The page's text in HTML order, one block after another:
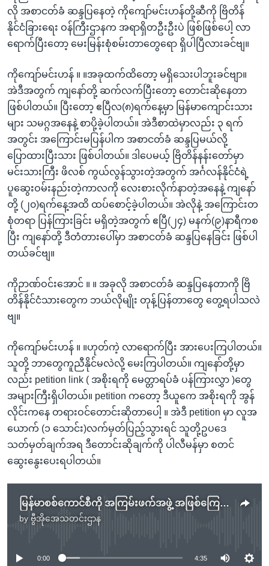
လို အစာငတ်ခံ ဆန္ဒပြနေတဲ့ ကိုကျော်မင်းဟန်တို့ဆီကို ဗြိတိန်
နိုင်ငံခြားရေး ဝန်ကြီးဌာနက အရာရှိတဦးဦးပဲ ဖြစ်ဖြစ်ပေါ့ လာ
ရောက်ပြီးတော့ မေးမြန်းစုံစမ်းတာတွေရော ရှိပါပြီလားခင်ဗျ။
ကိုကျော်မင်းဟန် ။ ။အခုထက်ထိတော့ မရှိသေးပါဘူးခင်ဗျာ။
အဲဒီအတွက် ကျနော်တို့ ဆက်လက်ပြီးတော့ တောင်းဆိုနေတာ
ဖြစ်ပါတယ်။ ပြီးတော့ ဧပြီလ(၈)ရက်နေ့မှာ မြန်မာကျောင်းသား
များ သမဂ္ဂအနေနဲ့ စာပို့ခဲ့ပါတယ်။ အဲဒီစာထဲမှာလည်း ၃ ရက်
အတွင်း အကြောင်းမပြန်ပါက အစာငတ်ခံ ဆန္ဒပြမယ်လို့
ပြောထားပြီးသား ဖြစ်ပါတယ်။ ဒါပေမယ့် ဗြိတိန်နန်းတော်မှာ
မင်းသားကြီး ဖိလစ် ကွယ်လွန်သွားတဲ့အတွက် အင်္ဂလန်နိုင်ငံရဲ့
ပူဆွေးဝမ်းနည်းတဲ့ကာလကို လေးစားလိုက်နာတဲ့အနေနဲ့ ကျနော်
တို့ (၂၀)ရက်နေ့အထိ ထပ်စောင့်ခဲ့ပါတယ်။ အဲလိုနဲ့ အကြောင်းတ
စုံတရာ ပြန်ကြားခြင်း မရှိတဲ့အတွက် ဧပြီ(၂၄) မနက်(၉)နာရီကစ
ပြီး ကျနော်တို့ ဒီတံတားပေါ်မှာ အစာငတ်ခံ ဆန္ဒပြနေခြင်း ဖြစ်ပါ
တယ်ခင်ဗျ။
ကိုဉာဏ်ဝင်းအောင် ။ ။ အခုလို အစာငတ်ခံ ဆန္ဒပြနေတာကို ဗြိ
တိန်နိုင်ငံသားတွေက ဘယ်လိုမျိုး တုန့်ပြန်တာတွေ တွေ့ရပါသလဲ
ဗျ။
ကိုကျော်မင်းဟန် ။ ။ဟုတ်ကဲ့ လာရောက်ပြီး အားပေးကြပါတယ်။
သူတို့ ဘာတွေကူညီနိုင်မလဲလို့ မေးကြပါတယ်။ ကျနော်တို့မှာ
လည်း petition link ( အစိုးရကို မေတ္တာရပ်ခံ ပန်ကြားလွှာ )တွေ
အများကြီးရှိပါတယ်။ petition ကတော့ ဒီယူကေ အစိုးရကို အွန်
လိုင်းကနေ တရားဝင်တောင်းဆိုတာပေါ့ ။ အဲဒီ petition မှာ လူအ
ယောက် (၁ သောင်း)လက်မှတ်ပြည့်သွားရင် သူတို့ဥပဒေ
သတ်မှတ်ချက်အရ ဒီတောင်းဆိုချက်ကို ပါလီမန်မှာ စတင်
ဆွေးနွေးပေးရပါတယ်။
မြန်မာစစ်ကောင်စီကို အကြမ်းဖက်အဖွဲ့ အဖြစ်ကြေညာဖို့လိုလား (အစာငတ်ခံ မြန်မာကျောင်းသား-လန်ဒန်)
by ဗွီအိုအေသတင်းဌာန
No media source currently available
0:00 4:35